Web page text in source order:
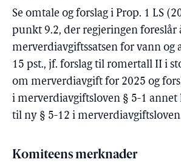
Se omtale og forslag i Prop. 1 LS
punkt 9.2, der regjeringen foreslår
merverdiavgiftssatsen for vann og
15 pst., jf. forslag til romertall II i
om merverdiavgift for 2025 og
i merverdiavgiftsloven § 5-1 annet
til ny § 5-12 i
Komiteens merknader